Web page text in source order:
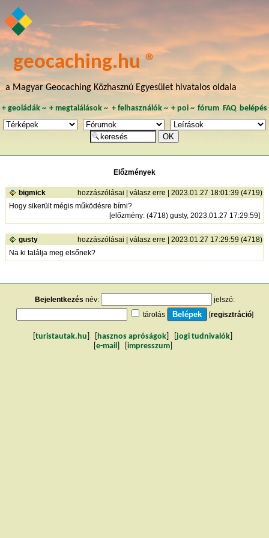
geocaching.hu ®
a Magyar Geocaching Közhasznú Egyesület hivatalos oldala
+ geoládák~ +megtalálások ~ + felhasználók~ + poi~ fórum FAQ belépés
Előzmények
bigmick hozzászólásai | válasz erre | 2023.01.27 18:01:39 (4719)
Hogy sikerült mégis működésre bírni?
[előzmény: (4718) gusty, 2023.01.27 17:29:59]
gusty hozzászólásai | válasz erre | 2023.01.27 17:29:59 (4718)
Na ki találja meg elsőnek?
Bejelentkezés név:
jelszó:
tárolás
[regisztráció]
turistautak.hu hasznos apróságok jogi tudnivalók
e-mail impresszum]